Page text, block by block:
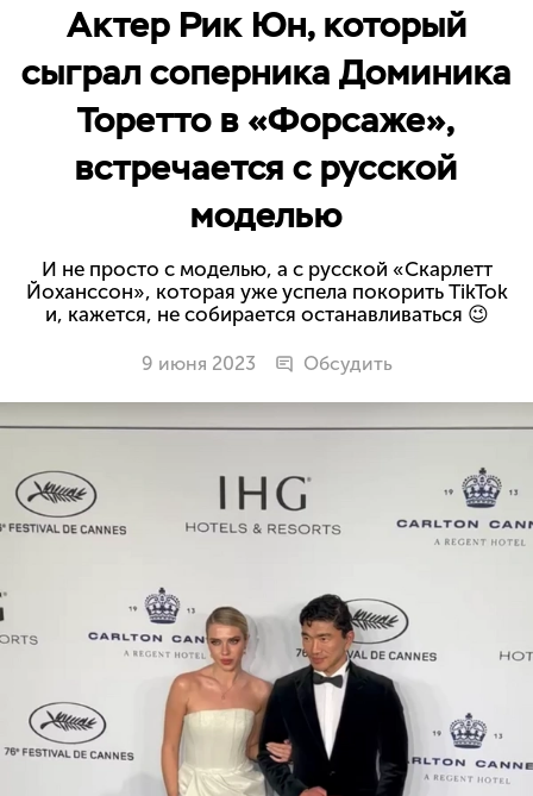
Актер Рик Юн, который
сыграл соперника Доминика
Торетто в «Форсаже»,
встречается с русской
моделью
И не просто с моделью, а с русской «Скарлетт
Йоханссон», которая уже успела покорить TikTok
и, кажется, не собирается останавливаться 😉
9 июня 2023 Обсудить